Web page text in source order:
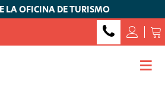
LA OFICINA DE TURISMO